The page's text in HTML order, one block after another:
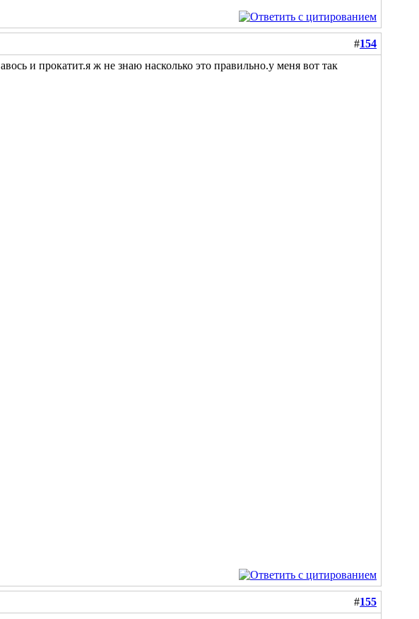
#154
авось и прокатит.я ж не знаю насколько это правильно.у меня вот так
#155